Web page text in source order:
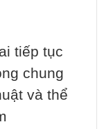
tiếp tục
chung
và thể